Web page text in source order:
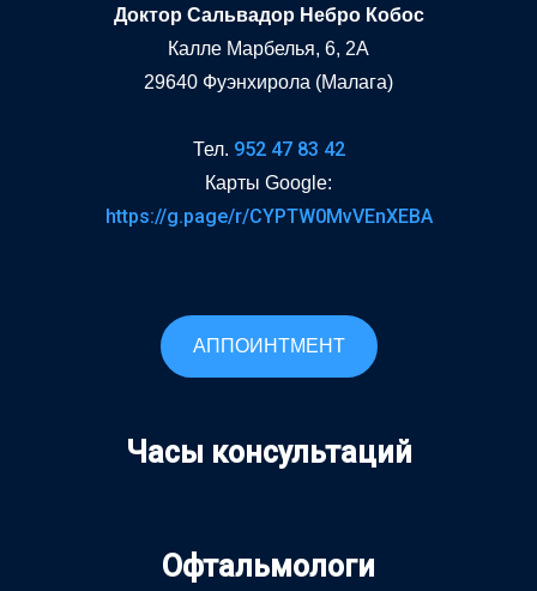
Доктор Сальвадор Небро Кобос
Калле Марбелья, 6, 2A
29640 Фуэнхирола (Малага)
Тел. 952 47 83 42
Карты Google:
https://g.page/r/CYPTW0MvVEnXEBA
АППОИНТМЕНТ
Часы консультаций
Офтальмологи